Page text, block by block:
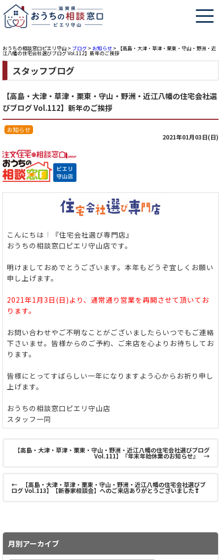
おうちの相談窓口ピエリ守山 > ブログ > お知らせ > 【高島・大津・草津・栗東・守山・野洲・近
江八幡の住宅会社選びブログ Vol.112】新年のご挨拶
スタッフブログ
【高島・大津・草津・栗東・守山・野洲・近江八幡の住宅会社選
びブログ Vol.112】新年のご挨拶
お知らせ
2021年01月03日(日)
こんにちは
『住宅会社選び専門店』
おうちの相談窓口ピエリ守山店です。
明けましておめでとうございます。 本年もどうぞ宜しくお願い
申し上げます。
2021年1月3日(日)より、通常通り営業を再開させて頂いてお
ります。
お問い合わせやご不明なことがございましたらいつでもご連絡
下さいませ。 皆様からのご予約、ご来店を心よりお待ちしてお
ります。
皆様にとってすばらしい一年になりますよう心からお祈り申し
上げます。
おうちの相談窓口ピエリ守山店
スタッフ一同
【高島・大津・草津・栗東・守山・野洲・近江八幡の住宅会社選びブログ
Vol.111】『年末年始休業のお知らせ』 →
← 【高島・大津・草津・栗東・守山・野洲・近江八幡の住宅会社選びブ
ログ Vol.113】【新春家相談会】へのご来店ありがとうございました❢
月別アーカイブ